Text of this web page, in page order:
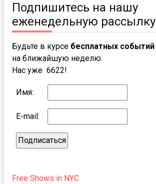
Подпишитесь на нашу
еженедельную рассылку
Будьте в курсе бесплатных событий
на ближайшую неделю.
Нас уже 6622!
Имя:
E-mail:
Free Shows in NYC